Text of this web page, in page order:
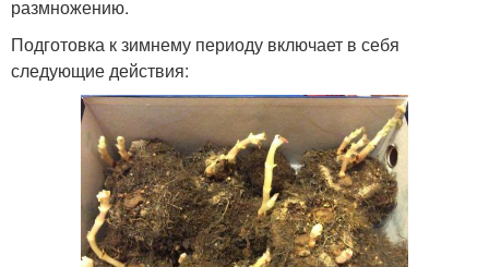
размножению.
Подготовка к зимнему периоду включает в себя
следующие действия: